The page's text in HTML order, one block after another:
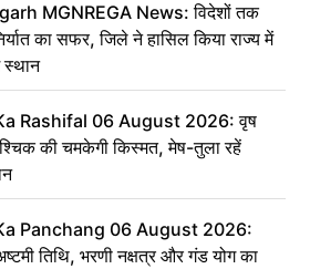
MGNREGA News: विदेशों तक
का सफर, जिले ने हासिल किया राज्य में
Rashifal 06 August 2026: वृष
की चमकेगी किस्मत, मेष-तुला रहें
Panchang 06 August 2026:
तिथि, भरणी नक्षत्र और गंड योग का